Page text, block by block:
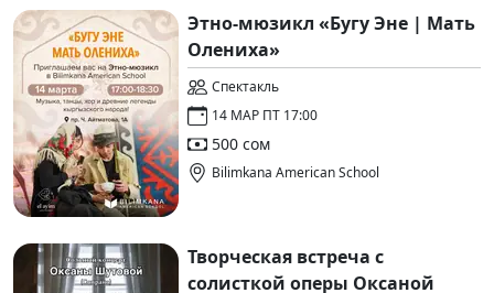
Этно-мюзикл «Бугу Эне | Мать
Олениха»
Спектакль
14 МАР ПТ 17:00
500 сом
Bilimkana American School
Творческая встреча с
солисткой оперы Оксаной